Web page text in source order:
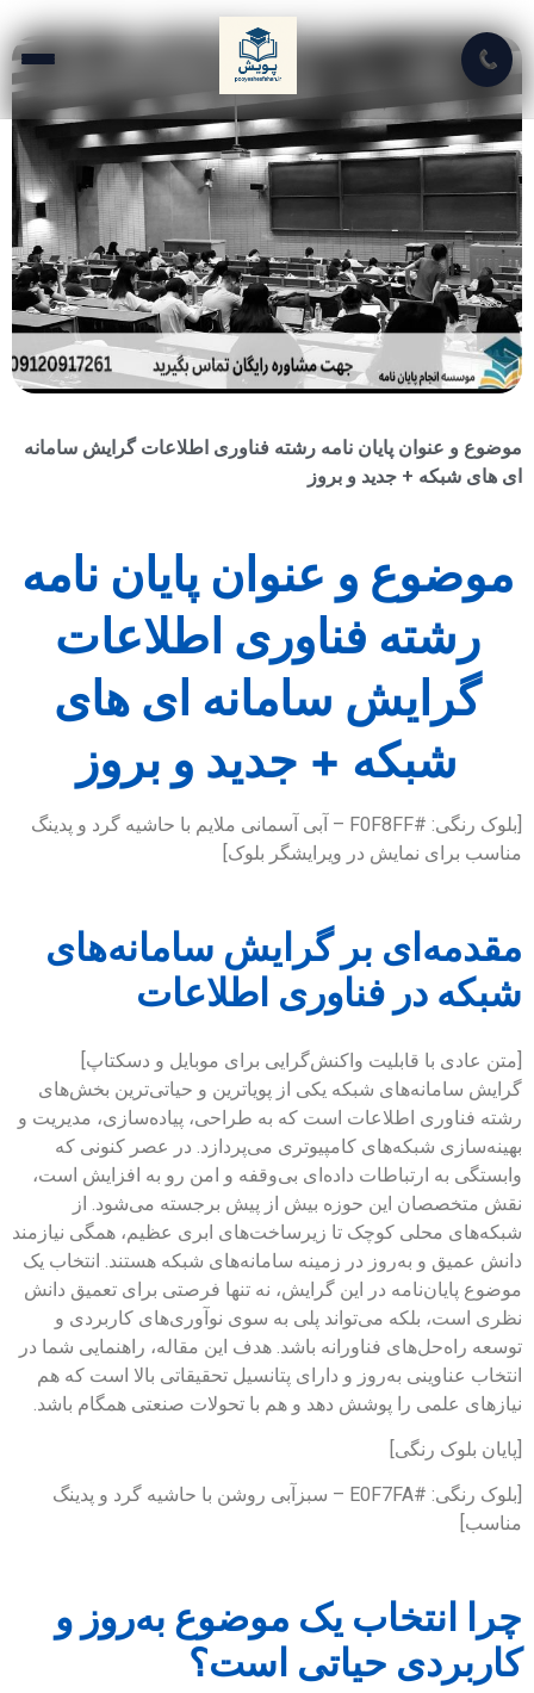
📞
موضوع و عنوان پایان نامه رشته فناوری اطلاعات گرایش سامانه
ای های شبکه + جدید و بروز
موضوع و عنوان پایان نامه
رشته فناوری اطلاعات
گرایش سامانه ای های
شبکه + جدید و بروز
[بلوک رنگی: #F0F8FF – آبی آسمانی ملایم با حاشیه گرد و پدینگ
مناسب برای نمایش در ویرایشگر بلوک]
مقدمه‌ای بر گرایش سامانه‌های
شبکه در فناوری اطلاعات
[متن عادی با قابلیت واکنش‌گرایی برای موبایل و دسکتاپ]
گرایش سامانه‌های شبکه یکی از پویاترین و حیاتی‌ترین بخش‌های
رشته فناوری اطلاعات است که به طراحی، پیاده‌سازی، مدیریت و
بهینه‌سازی شبکه‌های کامپیوتری می‌پردازد. در عصر کنونی که
وابستگی به ارتباطات داده‌ای بی‌وقفه و امن رو به افزایش است،
نقش متخصصان این حوزه بیش از پیش برجسته می‌شود. از
شبکه‌های محلی کوچک تا زیرساخت‌های ابری عظیم، همگی نیازمند
دانش عمیق و به‌روز در زمینه سامانه‌های شبکه هستند. انتخاب یک
موضوع پایان‌نامه در این گرایش، نه تنها فرصتی برای تعمیق دانش
نظری است، بلکه می‌تواند پلی به سوی نوآوری‌های کاربردی و
توسعه راه‌حل‌های فناورانه باشد. هدف این مقاله، راهنمایی شما در
انتخاب عناوینی به‌روز و دارای پتانسیل تحقیقاتی بالا است که هم
نیازهای علمی را پوشش دهد و هم با تحولات صنعتی همگام باشد.
[پایان بلوک رنگی]
[بلوک رنگی: #E0F7FA – سبزآبی روشن با حاشیه گرد و پدینگ
مناسب]
چرا انتخاب یک موضوع به‌روز و
کاربردی حیاتی است؟